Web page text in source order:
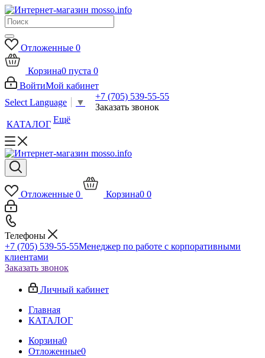
Отложенные 0
Корзина0 пуста 0
ВойтиМой кабинет
Select Language
▼
+7 (705) 539-55-55
Заказать звонок
КАТАЛОГ Ещё
Отложенные 0 Корзина0 0
Телефоны
+7 (705) 539-55-55Менеджер по работе с корпоративными
клиентами
Заказать звонок
Личный кабинет
Главная
КАТАЛОГ
Корзина0
Отложенные0